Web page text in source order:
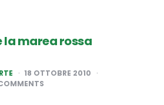
la marea rossa
18 OTTOBRE 2010